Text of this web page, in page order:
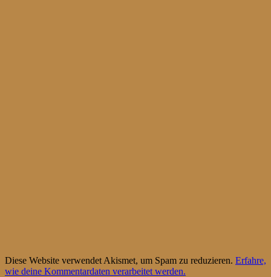
Diese Website verwendet Akismet, um Spam zu reduzieren. Erfahre,
wie deine Kommentardaten verarbeitet werden.